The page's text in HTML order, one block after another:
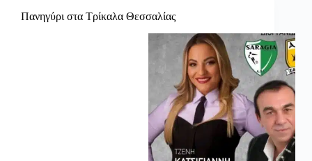
Πανηγύρι στα Τρίκαλα Θεσσαλίας